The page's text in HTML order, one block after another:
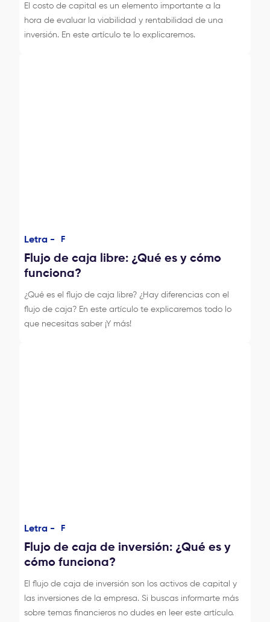
El costo de capital es un elemento importante a la
hora de evaluar la viabilidad y rentabilidad de una
inversión. En este artículo te lo explicaremos.
Letra - F
Flujo de caja libre: ¿Qué es y cómo
funciona?
¿Qué es el flujo de caja libre? ¿Hay diferencias con el
flujo de caja? En este artículo te explicaremos todo lo
que necesitas saber ¡Y más!
Letra - F
Flujo de caja de inversión: ¿Qué es y
cómo funciona?
El flujo de caja de inversión son los activos de capital y
las inversiones de la empresa. Si buscas informarte más
sobre temas financieros no dudes en leer este artículo.